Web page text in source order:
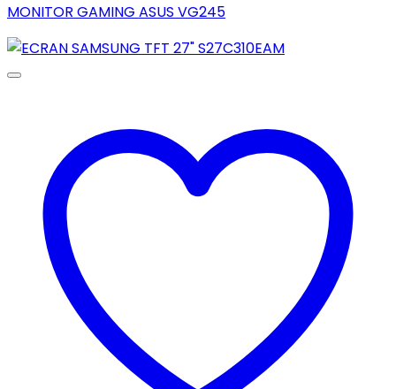
MONITOR GAMING ASUS VG245